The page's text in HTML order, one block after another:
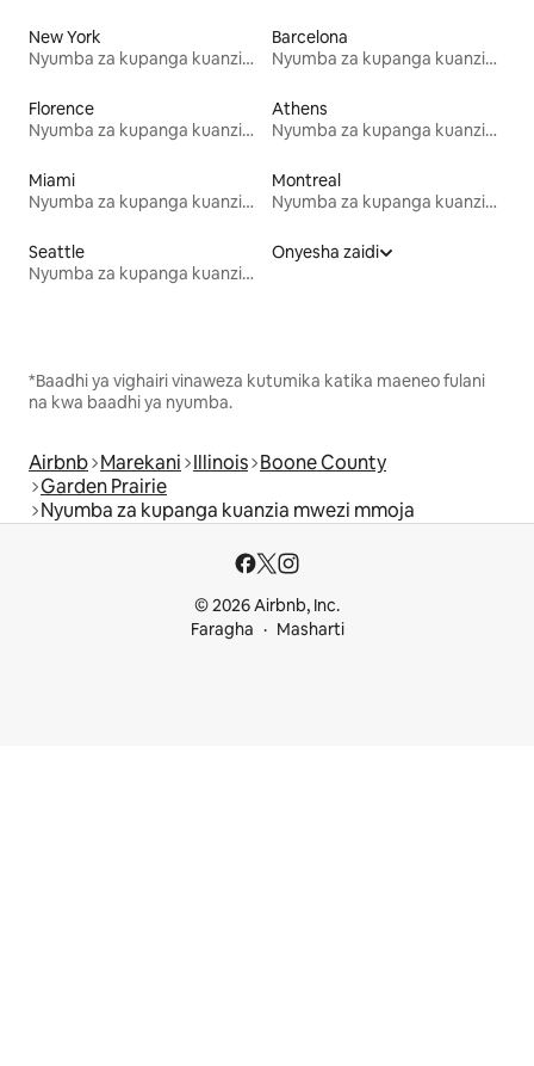
New York
Nyumba za kupanga kuanzia mwezi mmoja
Barcelona
Nyumba za kupanga kuanzia mwezi mmoja
Florence
Nyumba za kupanga kuanzia mwezi mmoja
Athens
Nyumba za kupanga kuanzia mwezi mmoja
Miami
Nyumba za kupanga kuanzia mwezi mmoja
Montreal
Nyumba za kupanga kuanzia mwezi mmoja
Seattle
Nyumba za kupanga kuanzia mwezi mmoja
Onyesha zaidi
*Baadhi ya vighairi vinaweza kutumika katika maeneo fulani
na kwa baadhi ya nyumba.
Airbnb Marekani Illinois Boone County
Garden Prairie
Nyumba za kupanga kuanzia mwezi mmoja
© 2026 Airbnb, Inc.
Faragha
Masharti